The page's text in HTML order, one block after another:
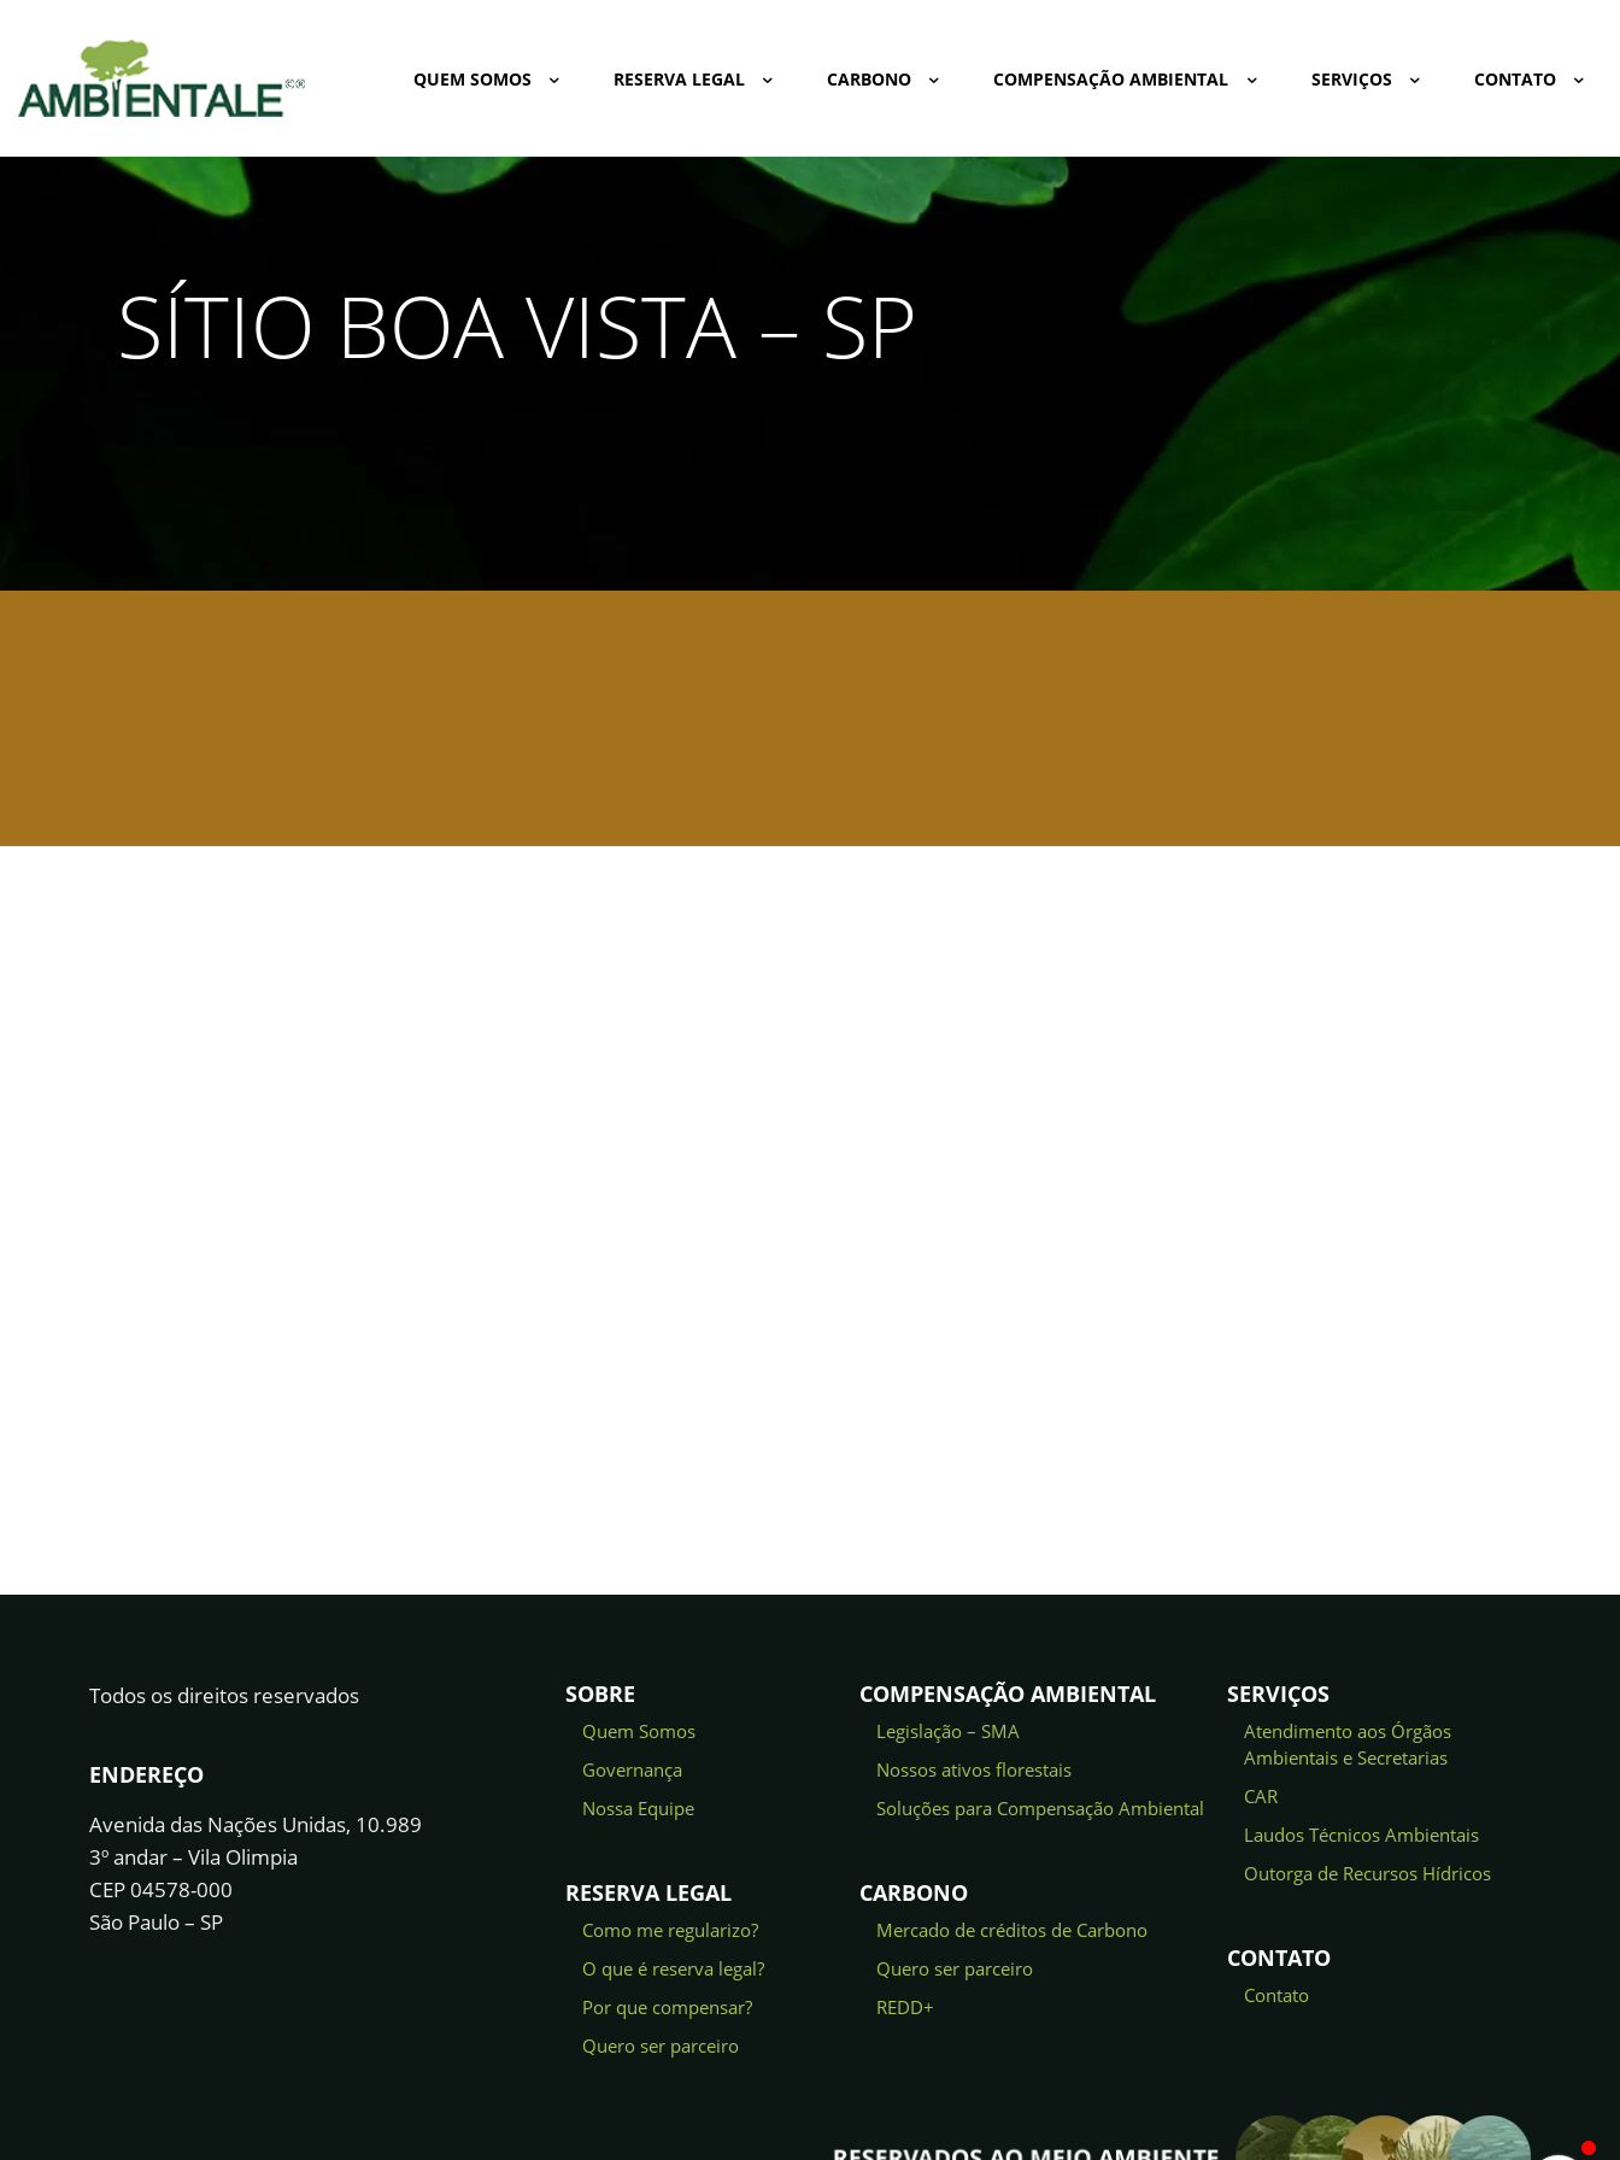
QUEM SOMOS RESERVA LEGAL CARBONO COMPENSAÇÃO AMBIENTAL SERVIÇOS CONTATO
SÍTIO BOA VISTA – SP
Todos os direitos reservados
ENDEREÇO
Avenida das Nações Unidas, 10.989
3º andar – Vila Olimpia
CEP 04578-000
São Paulo – SP
SOBRE
Quem Somos
Governança
Nossa Equipe
RESERVA LEGAL
Como me regularizo?
O que é reserva legal?
Por que compensar?
Quero ser parceiro
COMPENSAÇÃO AMBIENTAL
Legislação – SMA
Nossos ativos florestais
Soluções para Compensação Ambiental
CARBONO
Mercado de créditos de Carbono
Quero ser parceiro
REDD+
SERVIÇOS
Atendimento aos Órgãos
Ambientais e Secretarias
CAR
Laudos Técnicos Ambientais
Outorga de Recursos Hídricos
CONTATO
Contato